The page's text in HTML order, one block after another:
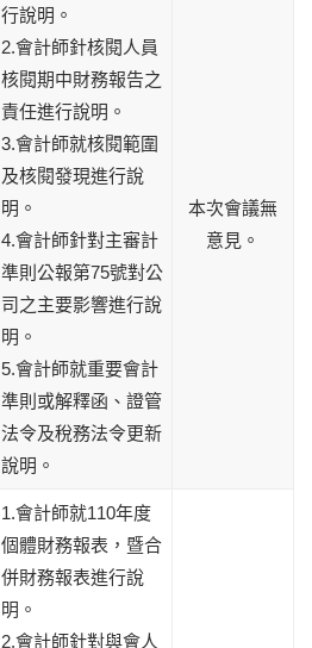
行說明。
2.會計師針核閱人員
核閱期中財務報告之
責任進行說明。
3.會計師就核閱範圍
及核閱發現進行說
明。
4.會計師針對主審計
準則公報第75號對公
司之主要影響進行說
明。
5.會計師就重要會計
準則或解釋函、證管
法令及稅務法令更新
說明。
本次會議無
意見。
1.會計師就110年度
個體財務報表，暨合
併財務報表進行說
明。
2.會計師針對與會人